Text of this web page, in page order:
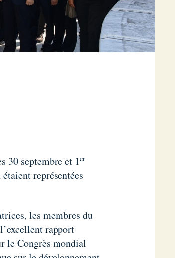
30 septembre et 1er
représentées
les membres du
rapport
le Congrès mondial